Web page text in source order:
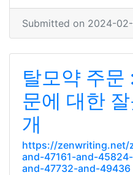
Submitted on 2024-02-
탈모약 주문
문에 대한
개
https://zenwriting.net/
and-47161-and-
and-47732-and-49436